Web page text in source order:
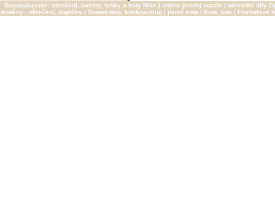
Doporučujeme: oblečení, batohy, tašky a boty Nike | online prodej puzzle | náhradní díly
Aoděvy - oblečení, doplňky | Snowkiting, kiteboarding | jízdní kola | Kola, kite | Florbalové